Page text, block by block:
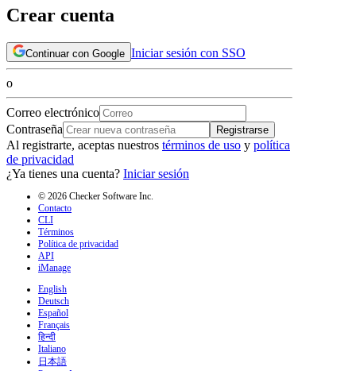
Crear cuenta
Continuar con Google Iniciar sesión con SSO
o
Correo electrónico
Contraseña
Registrarse
Al registrarte, aceptas nuestros términos de uso y política
de privacidad
¿Ya tienes una cuenta? Iniciar sesión
© 2026 Checker Software Inc.
Contacto
CLI
Términos
Política de privacidad
API
iManage
English
Deutsch
Español
Français
हिन्दी
Italiano
日本語